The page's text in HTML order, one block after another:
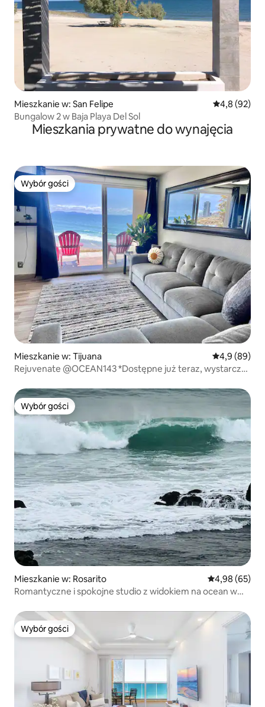
Mieszkanie w: San Felipe Średnia
4,8 (92)
Bungalow 2 w Baja Playa Del Sol
Mieszkania prywatne do wynajęcia
Wybór gości
Wybór gości
Mieszkanie w: Tijuana Średnia
4,9 (89)
Rejuvenate @OCEAN143 *Dostępne już teraz, wystarczy
Wybór gości
Wybór gości
Mieszkanie w: Rosarito Średnia
4,98 (65)
Romantyczne i spokojne studio z widokiem na ocean w
Wybór gości
Wybór gości